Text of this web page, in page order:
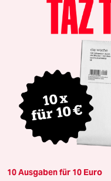
10 Ausgaben für 10 Euro